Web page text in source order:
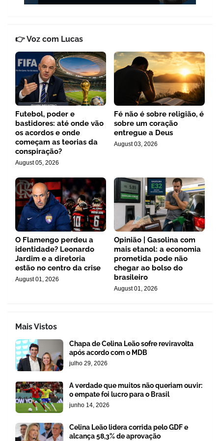
👉 Voz com Lucas
Futebol, poder e
bastidores: até onde vão
os acordos e onde
começam as teorias da
conspiração?
August 05, 2026
Fé não é sobre religião, é
sobre um coração
entregue a Deus
August 03, 2026
O Flamengo perdeu a
identidade? Leonardo
Jardim e a diretoria
estão no centro da crise
August 01, 2026
Opinião | Gasolina com
mais etanol: a economia
prometida pode não
chegar ao bolso do
brasileiro
August 01, 2026
Mais Vistos
Chapa de Celina Leão sofre reviravolta
após acordo com o MDB
julho 29, 2026
A verdade que muitos não queriam ouvir:
o empate foi lucro para o Brasil
junho 14, 2026
Celina Leão lidera corrida pelo GDF e
alcança 58,3% de aprovação